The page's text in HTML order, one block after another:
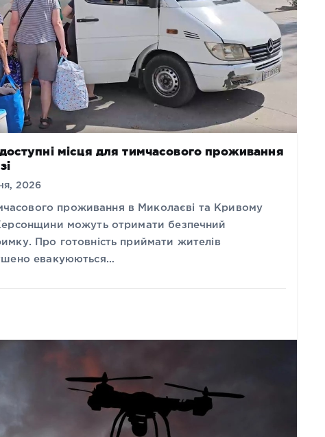
місця для тимчасового проживання
2026
проживання в Миколаєві та Кривому
можуть отримати безпечний
Про готовність приймати жителів
евакуюються…